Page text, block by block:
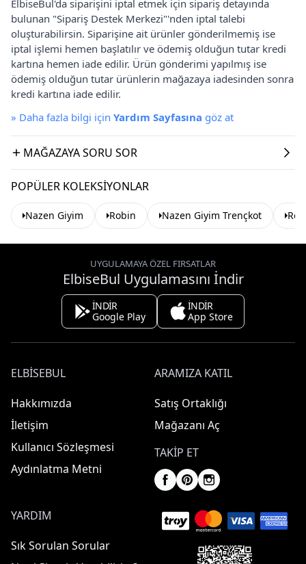
ElbiseBul'da siparişini iptal etmek için sipariş detayında
bulunan "Sipariş Destek Merkezi"'nden iptal talebi
oluşturabilirsin. Siparişine ait ürünler gönderilmemiş ise
iptal işlemi hemen başlatılır ve ödemiş olduğun tutar kredi
kartına hemen iade edilir. Ürün gönderimi yapılmış ise
ödemiş olduğun tutar ürünlerin mağazaya iadesinden sonra
kredi kartına iade edilir.
» Daha fazla bilgi için Yardım Sayfasına göz at
MAĞAZAYA SORU SOR
POPÜLER KOLEKSIYONLAR
Nazen Giyim Robin Nazen Giyim Trençkot
UYGULAMAYA ÖZEL FIRSATLAR
ElbiseBul Uygulamasını İndir
İNDİR
Google Play
İNDİR
App Store
ELBISEBUL
Hakkımızda
İletişim
Kullanıcı Sözleşmesi
Aydınlatma Metni
ARAMIZA KATIL
Satış Ortaklığı
Mağazanı Aç
TAKIP ET
YARDIM
Sık Sorulan Sorular